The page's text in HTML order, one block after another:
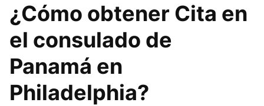
¿Cómo obtener Cita en
el consulado de
Panamá en
Philadelphia?